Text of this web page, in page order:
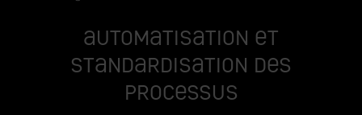
Automatisation et
standardisation des
processus